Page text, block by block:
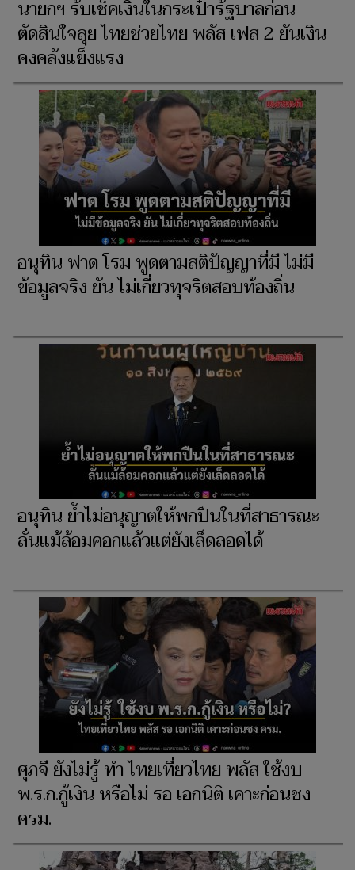
นายกฯ รับเช็คเงินในกระเป๋ารัฐบาลก่อน
ตัดสินใจลุย ไทยช่วยไทย พลัส เฟส 2 ยันเงิน
คงคลังแข็งแรง
อนุทิน ฟาด โรม พูดตามสติปัญญาที่มี ไม่มี
ข้อมูลจริง ยัน ไม่เกี่ยวทุจริตสอบท้องถิ่น
อนุทิน ย้ำไม่อนุญาตให้พกปืนในที่สาธารณะ
ลั่นแม้ล้อมคอกแล้วแต่ยังเล็ดลอดได้
ศุภจี ยังไม่รู้ ทำ ไทยเที่ยวไทย พลัส ใช้งบ
พ.ร.ก.กู้เงิน หรือไม่ รอ เอกนิติ เคาะก่อนชง
ครม.